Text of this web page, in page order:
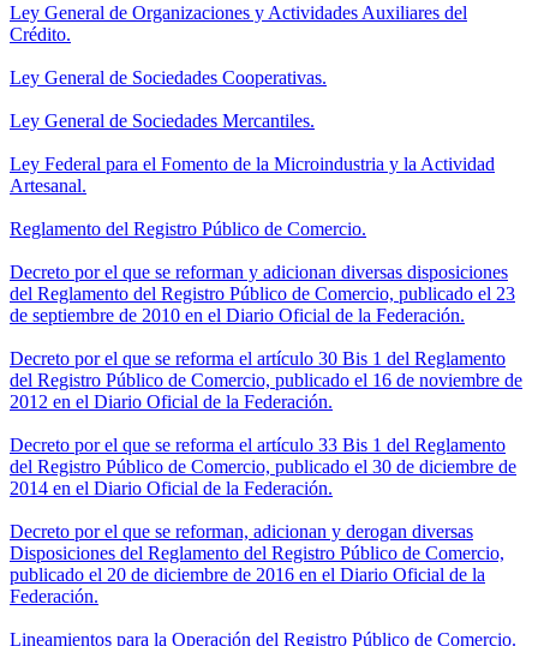
Ley General de Organizaciones y Actividades Auxiliares del
Crédito.
Ley General de Sociedades Cooperativas.
Ley General de Sociedades Mercantiles.
Ley Federal para el Fomento de la Microindustria y la Actividad
Artesanal.
Reglamento del Registro Público de Comercio.
Decreto por el que se reforman y adicionan diversas disposiciones
del Reglamento del Registro Público de Comercio, publicado el 23
de septiembre de 2010 en el Diario Oficial de la Federación.
Decreto por el que se reforma el artículo 30 Bis 1 del Reglamento
del Registro Público de Comercio, publicado el 16 de noviembre de
2012 en el Diario Oficial de la Federación.
Decreto por el que se reforma el artículo 33 Bis 1 del Reglamento
del Registro Público de Comercio, publicado el 30 de diciembre de
2014 en el Diario Oficial de la Federación.
Decreto por el que se reforman, adicionan y derogan diversas
Disposiciones del Reglamento del Registro Público de Comercio,
publicado el 20 de diciembre de 2016 en el Diario Oficial de la
Federación.
Lineamientos para la Operación del Registro Público de Comercio.